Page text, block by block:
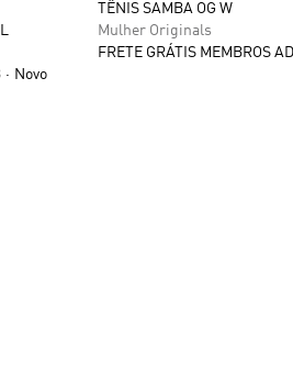
Novo
TÊNIS SAMBA OG W
Mulher Originals
FRETE GRÁTIS MEMBROS